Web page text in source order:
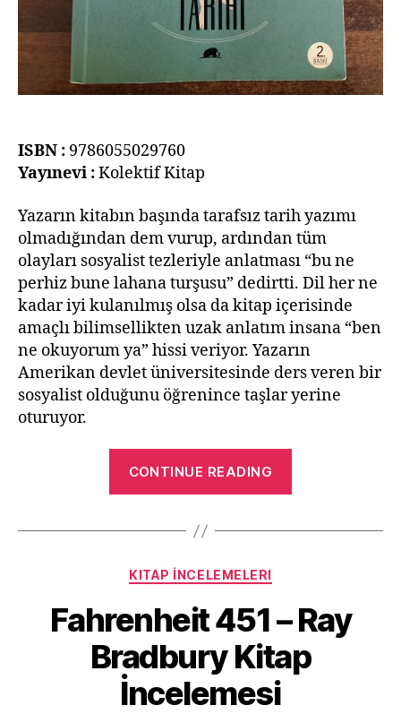
ISBN : 9786055029760
Yayınevi :Kolektif Kitap
Yazarın kitabın başında tarafsız tarih yazımı
olmadığından dem vurup, ardından tüm
olayları sosyalist tezleriyle anlatması “bu ne
perhiz bune lahana turşusu” dedirtti. Dil her ne
kadar iyi kulanılmış olsa da kitap içerisinde
amaçlı bilimsellikten uzak anlatım insana “ben
ne okuyorum ya” hissi veriyor. Yazarın
Amerikan devlet üniversitesinde ders veren bir
sosyalist olduğunu öğrenince taşlar yerine
oturuyor.
CONTINUE READING
Tarihi
A.
Pelz
Kitap
İncelemesi”
Categories
KITAP İNCELEMELERI
Fahrenheit 451 – Ray
Bradbury Kitap
İncelemesi